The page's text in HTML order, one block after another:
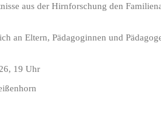
aus der Hirnforschung den
an Eltern, Pädagoginnen und
19 Uhr